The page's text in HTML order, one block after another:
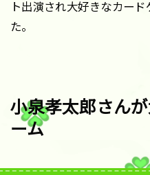
ト出演され大好きなカー
た。
小泉孝太郎さん
ーム